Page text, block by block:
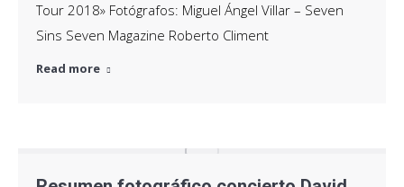
Tour 2018» Fotógrafos: Miguel Ángel Villar – Seven
Sins Seven Magazine Roberto Climent
Read more